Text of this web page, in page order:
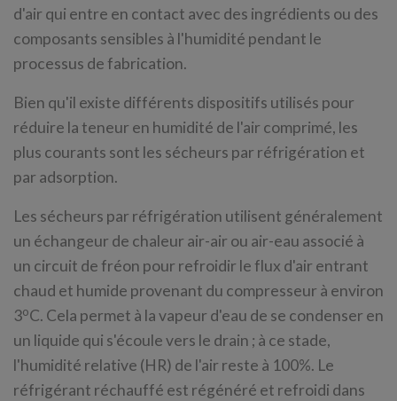
d'air qui entre en contact avec des ingrédients ou des
composants sensibles à l'humidité pendant le
processus de fabrication.
Bien qu'il existe différents dispositifs utilisés pour
réduire la teneur en humidité de l'air comprimé, les
plus courants sont les sécheurs par réfrigération et
par adsorption.
Les sécheurs par réfrigération utilisent généralement
un échangeur de chaleur air-air ou air-eau associé à
un circuit de fréon pour refroidir le flux d'air entrant
chaud et humide provenant du compresseur à environ
3oC. Cela permet à la vapeur d'eau de se condenser en
un liquide qui s'écoule vers le drain ; à ce stade,
l'humidité relative (HR) de l'air reste à 100%. Le
réfrigérant réchauffé est régénéré et refroidi dans